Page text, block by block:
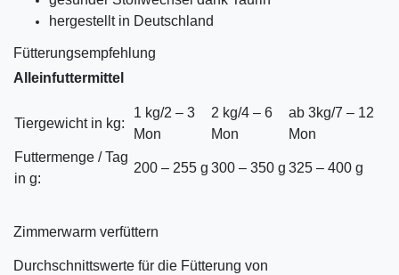
hergestellt in Deutschland
Fütterungsempfehlung
Alleinfuttermittel
Tiergewicht in kg:
1 kg/2 – 3
Mon
2 kg/4 – 6
Mon
ab 3kg/7 – 12
Mon
Futtermenge / Tag
in g:
200 – 255 g 300 – 350 g 325 – 400 g
Zimmerwarm verfüttern
Durchschnittswerte für die Fütterung von